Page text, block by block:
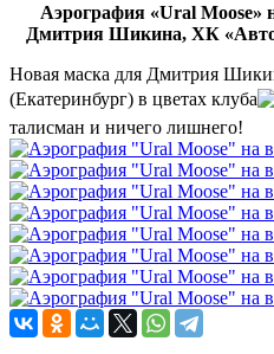
Аэрография «Ural Moose»
Дмитрия Шикина, ХК
Новая маска для Дмитрия
(Екатеринбург) в цветах клуба
талисман и ничего лишнего!